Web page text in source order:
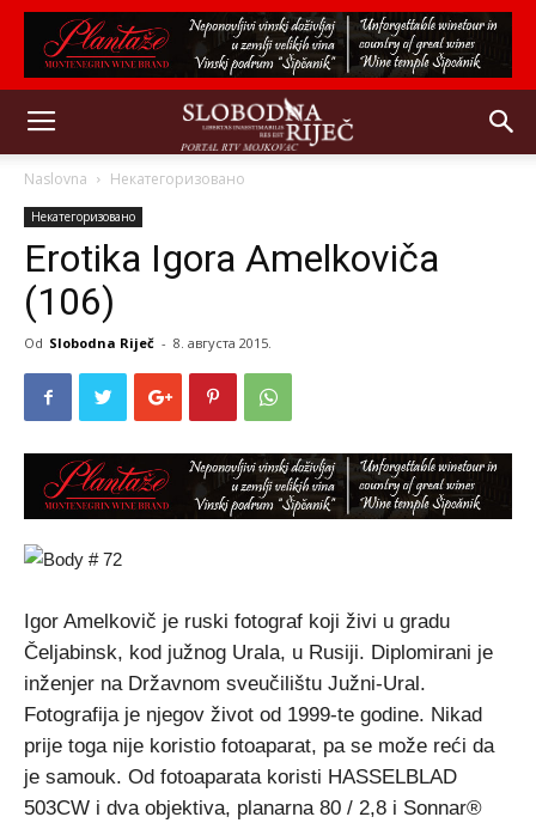
Naslovna Некатегоризовано
Некатегоризовано
Erotika Igora Amelkoviča
(106)
Od Slobodna Riječ - 8. августа 2015.
Igor Amelkovič je ruski fotograf koji živi u gradu
Čeljabinsk, kod južnog Urala, u Rusiji. Diplomirani je
inženjer na Državnom sveučilištu Južni-Ural.
Fotografija je njegov život od 1999-te godine. Nikad
prije toga nije koristio fotoaparat, pa se može reći da
je samouk. Od fotoaparata koristi HASSELBLAD
503CW i dva objektiva, planarna 80 / 2,8 i Sonnar®